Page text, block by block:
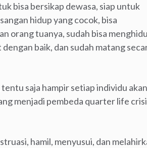
bisa bersikap dewasa, siap untuk
hidup yang cocok, bisa
orang tuanya, sudah bisa
baik, dan sudah matang
saja hampir setiap individu akan
menjadi pembeda quarter life
hamil, menyusui, dan